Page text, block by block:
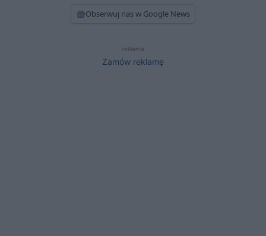
Obserwuj nas w Google News
reklama
Zamów reklamę